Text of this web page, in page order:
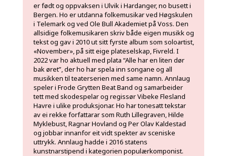
er født og oppvaksen i Ulvik i Hardanger, no busett i
Bergen. Ho er utdanna folkemusikar ved Høgskulen
i Telemark og ved Ole Bull Akademiet på Voss. Den
allsidige folkemusikaren skriv både eigen musikk og
tekst og gav i 2010 ut sitt fyrste album som soloartist,
«November», på sitt eige plateselskap, Fivreld. I
2022 var ho aktuell med plata “Alle har en liten dør
bak øret”, der ho har spela inn songane og all
musikken til teaterserien med same namn. Annlaug
speler i Frode Grytten Beat Band og samarbeider
tett med skodespelar og regissør Vibeke Flesland
Havre i ulike produksjonar. Ho har tonesatt tekstar
av ei rekke forfattarar som Ruth Lillegraven, Hilde
Myklebust, Ragnar Hovland og Per Olav Kaldestad
og jobbar innanfor eit vidt spekter av sceniske
uttrykk. Annlaug hadde i 2016 statens
kunstnarstipend i kategorien populærkomponist.